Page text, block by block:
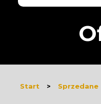
Start > Sprzedane